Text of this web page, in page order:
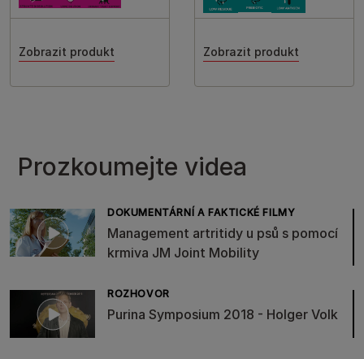
Zobrazit produkt Zobrazit produkt
Prozkoumejte videa
DOKUMENTÁRNÍ A FAKTICKÉ FILMY
Management artritidy u psů s pomocí
krmiva JM Joint Mobility
ROZHOVOR
Purina Symposium 2018 - Holger Volk